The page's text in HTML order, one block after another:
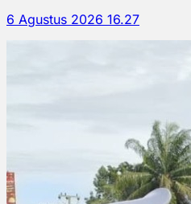
6 Agustus 2026 16.27